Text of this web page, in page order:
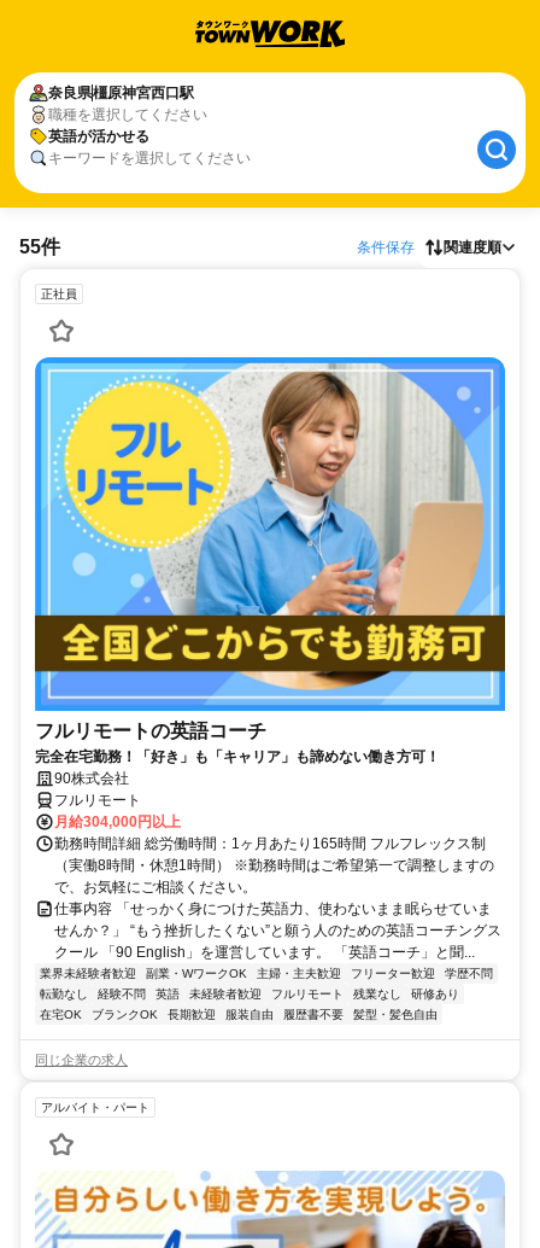
奈良県橿原神宮西口駅
職種を選択してください
英語が活かせる
キーワードを選択してください
55件 条件保存 関連度順
正社員
フルリモートの英語コーチ
完全在宅勤務！「好き」も「キャリア」も諦めない働き方可！
90株式会社
フルリモート
月給304,000円以上
勤務時間詳細 総労働時間：1ヶ月あたり165時間 フルフレックス制
（実働8時間・休憩1時間） ※勤務時間はご希望第一で調整しますの
で、お気軽にご相談ください。
仕事内容 「せっかく身につけた英語力、使わないまま眠らせていま
せんか？」 “もう挫折したくない”と願う人のための英語コーチングス
クール 「90 English」を運営しています。 「英語コーチ」と聞...
業界未経験者歓迎 副業・WワークOK 主婦・主夫歓迎 フリーター歓迎
学歴不問
転勤なし
経験不問 英語 未経験者歓迎 フルリモート 残業なし
研修あり
在宅OK
ブランクOK 長期歓迎 服装自由 履歴書不要 髪型・髪色自由
同じ企業の求人
アルバイト・パート